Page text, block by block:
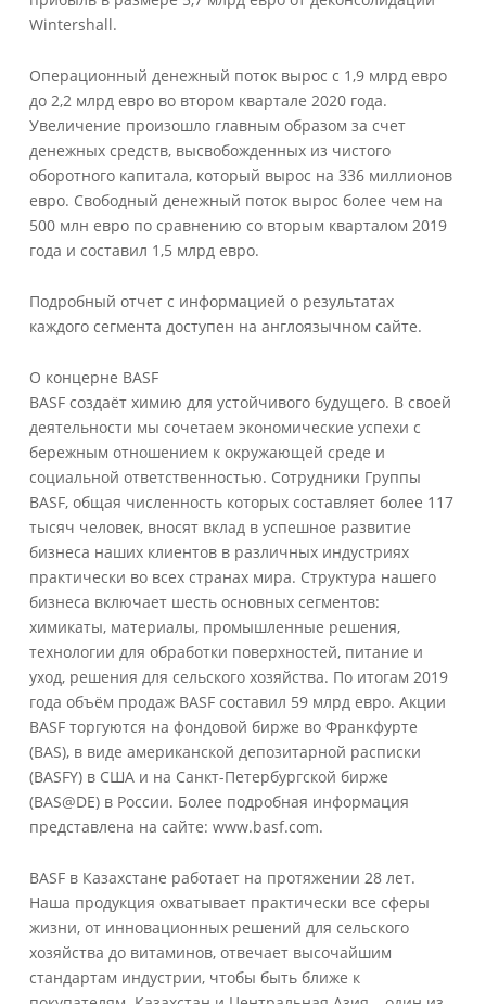
Wintershall.
Операционный денежный поток вырос с 1,9 млрд евро
до 2,2 млрд евро во втором квартале 2020 года.
Увеличение произошло главным образом за счет
денежных средств, высвобожденных из чистого
оборотного капитала, который вырос на 336 миллионов
евро. Свободный денежный поток вырос более чем на
500 млн евро по сравнению со вторым кварталом 2019
года и составил 1,5 млрд евро.
Подробный отчет с информацией о результатах
каждого сегмента доступен на англоязычном сайте.
О концерне BASF
BASF создаёт химию для устойчивого будущего. В своей
деятельности мы сочетаем экономические успехи с
бережным отношением к окружающей среде и
социальной ответственностью. Сотрудники Группы
BASF, общая численность которых составляет более 117
тысяч человек, вносят вклад в успешное развитие
бизнеса наших клиентов в различных индустриях
практически во всех странах мира. Структура нашего
бизнеса включает шесть основных сегментов:
химикаты, материалы, промышленные решения,
технологии для обработки поверхностей, питание и
уход, решения для сельского хозяйства. По итогам 2019
года объём продаж BASF составил 59 млрд евро. Акции
BASF торгуются на фондовой бирже во Франкфурте
(BAS), в виде американской депозитарной расписки
(BASFY) в США и на Санкт-Петербургской бирже
(BAS@DE) в России. Более подробная информация
представлена на сайте: www.basf.com.
BASF в Казахстане работает на протяжении 28 лет.
Наша продукция охватывает практически все сферы
жизни, от инновационных решений для сельского
хозяйства до витаминов, отвечает высочайшим
стандартам индустрии, чтобы быть ближе к